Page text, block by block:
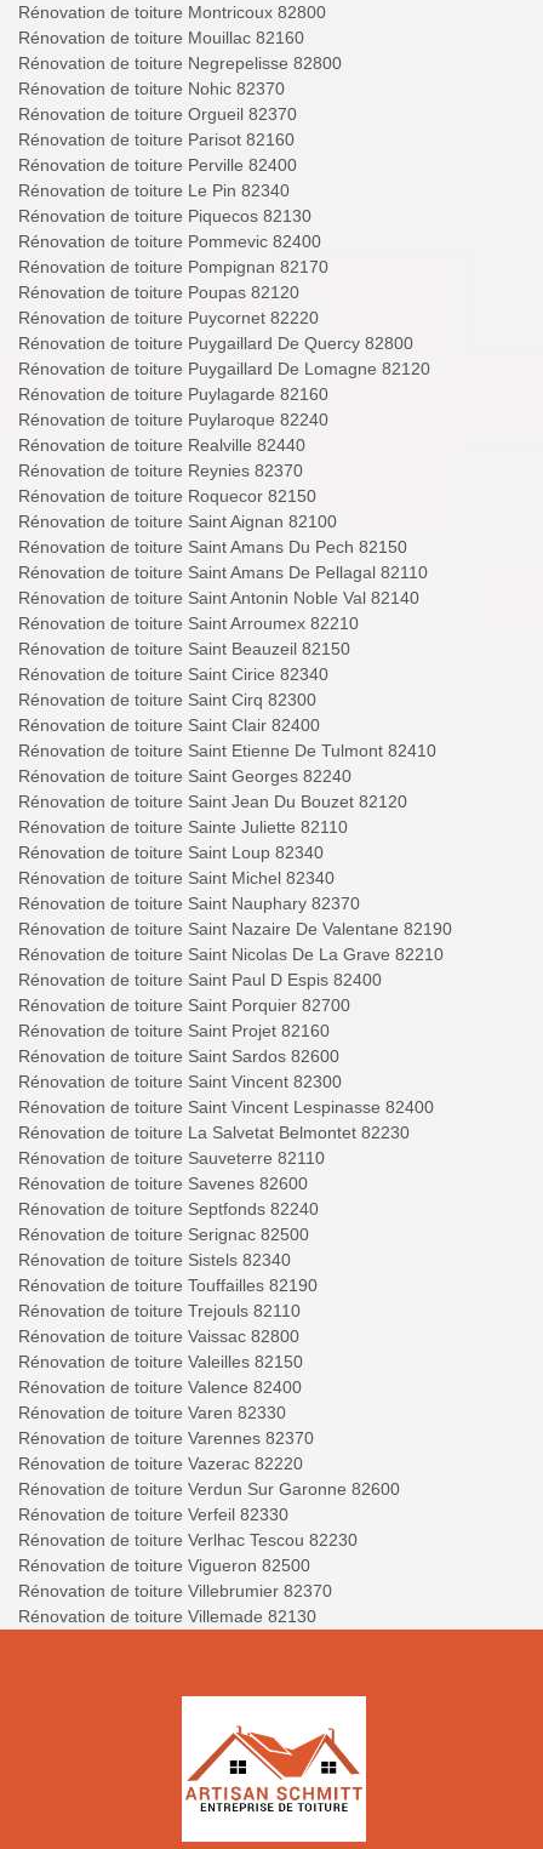
Rénovation de toiture Montricoux 82800
Rénovation de toiture Mouillac 82160
Rénovation de toiture Negrepelisse 82800
Rénovation de toiture Nohic 82370
Rénovation de toiture Orgueil 82370
Rénovation de toiture Parisot 82160
Rénovation de toiture Perville 82400
Rénovation de toiture Le Pin 82340
Rénovation de toiture Piquecos 82130
Rénovation de toiture Pommevic 82400
Rénovation de toiture Pompignan 82170
Rénovation de toiture Poupas 82120
Rénovation de toiture Puycornet 82220
Rénovation de toiture Puygaillard De Quercy 82800
Rénovation de toiture Puygaillard De Lomagne 82120
Rénovation de toiture Puylagarde 82160
Rénovation de toiture Puylaroque 82240
Rénovation de toiture Realville 82440
Rénovation de toiture Reynies 82370
Rénovation de toiture Roquecor 82150
Rénovation de toiture Saint Aignan 82100
Rénovation de toiture Saint Amans Du Pech 82150
Rénovation de toiture Saint Amans De Pellagal 82110
Rénovation de toiture Saint Antonin Noble Val 82140
Rénovation de toiture Saint Arroumex 82210
Rénovation de toiture Saint Beauzeil 82150
Rénovation de toiture Saint Cirice 82340
Rénovation de toiture Saint Cirq 82300
Rénovation de toiture Saint Clair 82400
Rénovation de toiture Saint Etienne De Tulmont 82410
Rénovation de toiture Saint Georges 82240
Rénovation de toiture Saint Jean Du Bouzet 82120
Rénovation de toiture Sainte Juliette 82110
Rénovation de toiture Saint Loup 82340
Rénovation de toiture Saint Michel 82340
Rénovation de toiture Saint Nauphary 82370
Rénovation de toiture Saint Nazaire De Valentane 82190
Rénovation de toiture Saint Nicolas De La Grave 82210
Rénovation de toiture Saint Paul D Espis 82400
Rénovation de toiture Saint Porquier 82700
Rénovation de toiture Saint Projet 82160
Rénovation de toiture Saint Sardos 82600
Rénovation de toiture Saint Vincent 82300
Rénovation de toiture Saint Vincent Lespinasse 82400
Rénovation de toiture La Salvetat Belmontet 82230
Rénovation de toiture Sauveterre 82110
Rénovation de toiture Savenes 82600
Rénovation de toiture Septfonds 82240
Rénovation de toiture Serignac 82500
Rénovation de toiture Sistels 82340
Rénovation de toiture Touffailles 82190
Rénovation de toiture Trejouls 82110
Rénovation de toiture Vaissac 82800
Rénovation de toiture Valeilles 82150
Rénovation de toiture Valence 82400
Rénovation de toiture Varen 82330
Rénovation de toiture Varennes 82370
Rénovation de toiture Vazerac 82220
Rénovation de toiture Verdun Sur Garonne 82600
Rénovation de toiture Verfeil 82330
Rénovation de toiture Verlhac Tescou 82230
Rénovation de toiture Vigueron 82500
Rénovation de toiture Villebrumier 82370
Rénovation de toiture Villemade 82130